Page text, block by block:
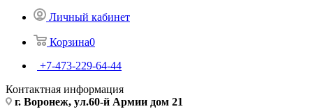
Личный кабинет
Корзина0
+7-473-229-64-44
Контактная информация
г. Воронеж, ул.60-й Армии дом 21